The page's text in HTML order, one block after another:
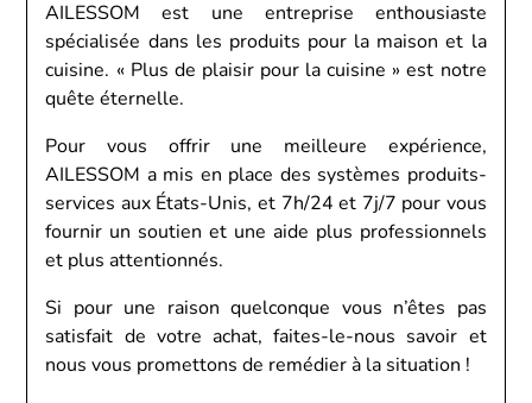
AILESSOM est une entreprise enthousiaste
spécialisée dans les produits pour la maison et la
cuisine. « Plus de plaisir pour la cuisine » est notre
quête éternelle.
Pour vous offrir une meilleure expérience,
AILESSOM a mis en place des systèmes produits-
services aux États-Unis, et 7h/24 et 7j/7 pour vous
fournir un soutien et une aide plus professionnels
et plus attentionnés.
Si pour une raison quelconque vous n’êtes pas
satisfait de votre achat, faites-le-nous savoir et
nous vous promettons de remédier à la situation !